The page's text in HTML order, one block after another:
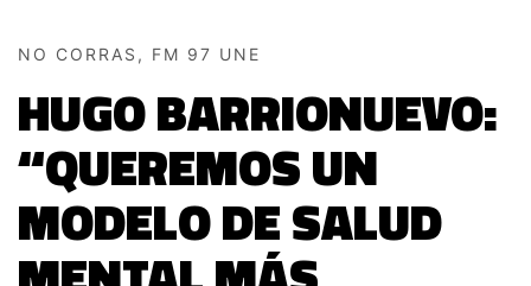
NO CORRAS, FM 97 UNE
HUGO BARRIONUEVO:
“QUEREMOS UN
MODELO DE SALUD